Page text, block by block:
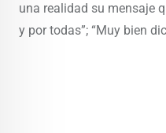
una realidad su mensaje
y por todas”; “Muy bien